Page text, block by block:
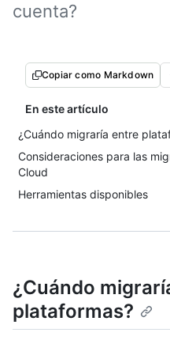
cuenta?
Copiar como Markdown
En este artículo
¿Cuándo migraría entre
Consideraciones para las
Cloud
Herramientas disponibles
¿Cuándo
plataformas?